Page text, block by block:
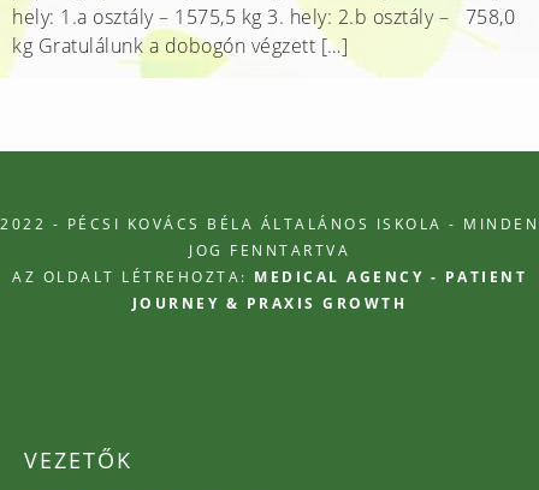
hely: 1.a osztály – 1575,5 kg 3. hely: 2.b osztály – 758,0
kg Gratulálunk a dobogón végzett […]
2022 - PÉCSI KOVÁCS BÉLA ÁLTALÁNOS ISKOLA - MINDEN
JOG FENNTARTVA
AZ OLDALT LÉTREHOZTA: MEDICAL AGENCY - PATIENT
JOURNEY & PRAXIS GROWTH
VEZETŐK